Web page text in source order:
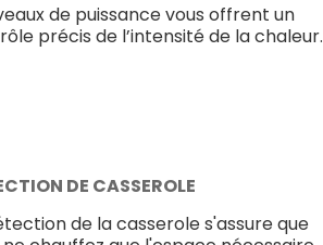
de puissance vous offrent un
précis de l’intensité de la chaleur.
DE CASSEROLE
de la casserole s'assure que